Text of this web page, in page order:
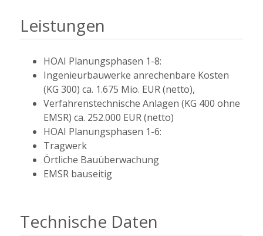
Leistungen
HOAI Planungsphasen 1-8:
Ingenieurbauwerke anrechenbare Kosten
(KG 300) ca. 1.675 Mio. EUR (netto),
Verfahrenstechnische Anlagen (KG 400 ohne
EMSR) ca. 252.000 EUR (netto)
HOAI Planungsphasen 1-6:
Tragwerk
Örtliche Bauüberwachung
EMSR bauseitig
Technische Daten